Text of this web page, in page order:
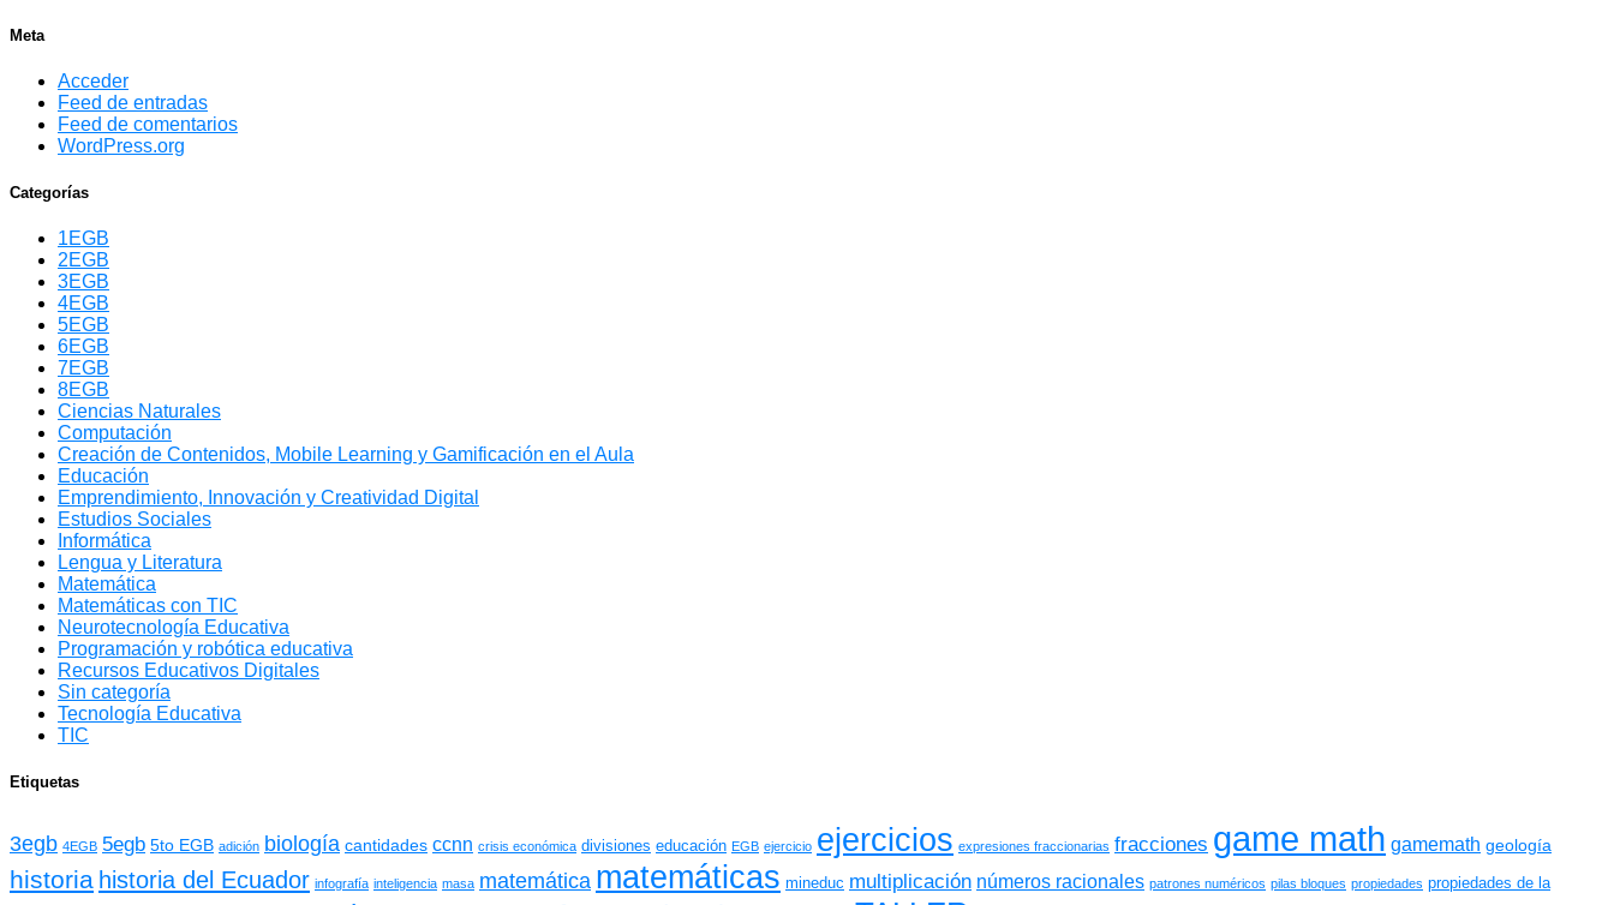
Meta
Acceder
Feed de entradas
Feed de comentarios
WordPress.org
Categorías
1EGB
2EGB
3EGB
4EGB
5EGB
6EGB
7EGB
8EGB
Ciencias Naturales
Computación
Creación de Contenidos, Mobile Learning y Gamificación en el Aula
Educación
Emprendimiento, Innovación y Creatividad Digital
Estudios Sociales
Informática
Lengua y Literatura
Matemática
Matemáticas con TIC
Neurotecnología Educativa
Programación y robótica educativa
Recursos Educativos Digitales
Sin categoría
Tecnología Educativa
TIC
Etiquetas
3egb 4EGB 5egb 5to EGB adición biología cantidades ccnn crisis económica divisiones educación EGB ejercicio ejercicios expresiones fraccionarias fracciones game math gamemath geología
historia historia del Ecuador infografía inteligencia masa matemática matemáticas mineduc multiplicación números racionales patrones numéricos pilas bloques propiedades propiedades de la